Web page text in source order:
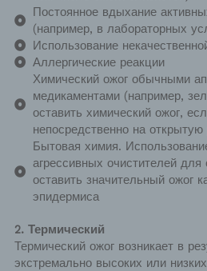
Постоянное вдыхание
(например, в лабораторных
Использование
Аллергические реакции
Химический ожог обычными
медикаментами (например,
оставить химический ожог,
непосредственно на открытую
Бытовая химия.
агрессивных очистителей для
оставить значительный ожог
эпидермиса
2. Термический
Термический ожог возникает в
экстремально высоких или